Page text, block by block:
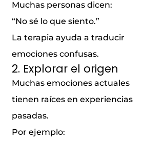
Muchas personas dicen:
“No sé lo que siento.”
La terapia ayuda a traducir
emociones confusas.
2. Explorar el origen
Muchas emociones actuales
tienen raíces en experiencias
pasadas.
Por ejemplo: